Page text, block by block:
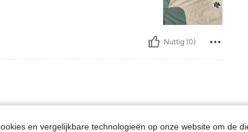
Nuttig (0)
/ 176 lbs, Borstbeeld: 106 cm / 42 in, Taille: 82 cm / 32 in, Heupen:
Gewicht:80 kg / 176 lbs Borstbeeld:106 cm / 42 in
en vergelijkbare technologieën op onze website om de